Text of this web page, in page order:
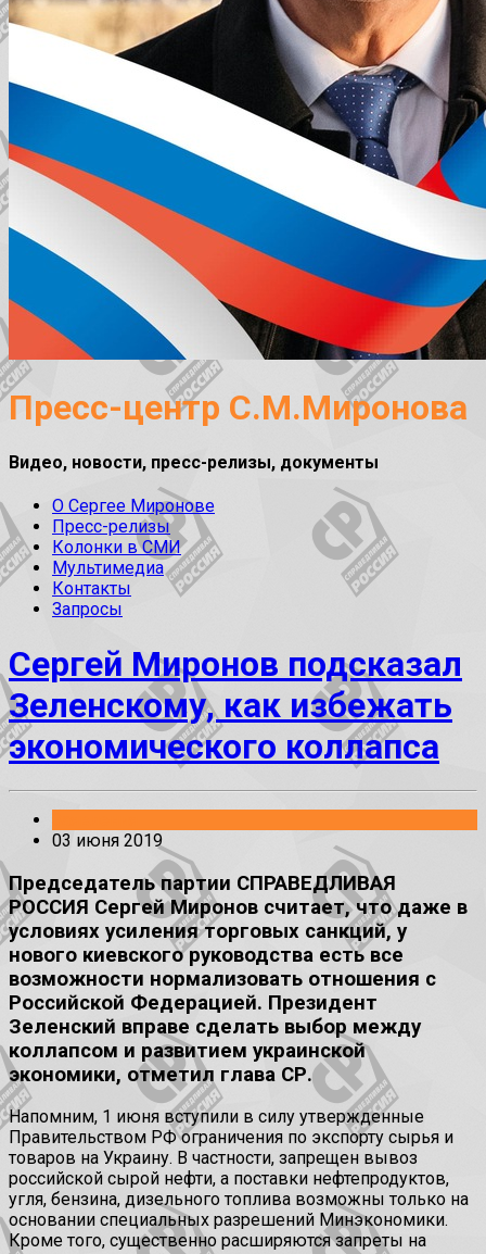
Пресс-центр С.М.Миронова
Видео, новости, пресс-релизы, документы
О Сергее Миронове
Пресс-релизы
Колонки в СМИ
Мультимедиа
Контакты
Запросы
Сергей Миронов подсказал
Зеленскому, как избежать
экономического коллапса
03 июня 2019
Председатель партии СПРАВЕДЛИВАЯ
РОССИЯ Сергей Миронов считает, что даже в
условиях усиления торговых санкций, у
нового киевского руководства есть все
возможности нормализовать отношения с
Российской Федерацией. Президент
Зеленский вправе сделать выбор между
коллапсом и развитием украинской
экономики, отметил глава СР.
Напомним, 1 июня вступили в силу утвержденные
Правительством РФ ограничения по экспорту сырья и
товаров на Украину. В частности, запрещен вывоз
российской сырой нефти, а поставки нефтепродуктов,
угля, бензина, дизельного топлива возможны только на
основании специальных разрешений Минэкономики.
Кроме того, существенно расширяются запреты на